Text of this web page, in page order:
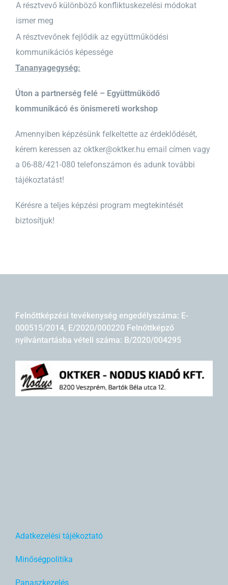
A résztvevő különböző konfliktuskezelési módokat
ismer meg
A résztvevőnek fejlődik az együttműködési
kommunikációs képessége
Tananyagegység:
Úton a partnerség felé – Együttműködő
kommunikácó és önismereti workshop
Amennyiben képzésünk felkeltette az érdeklődését,
kérem keressen az oktker@oktker.hu email címen vagy
a 06-88/421-080 telefonszámon és adunk további
tájékoztatást!
Kérésre a teljes képzési program megtekintését
biztosítjuk!
Felnőttképzési tevékenység engedélyszáma: E-
000515/2014, E/2020/000220 Felnőttképző
nyilvántartásba vételi száma: B/2020/004295
Adatkezelési tájékoztató
Minőségpolitika
Panaszkezelés